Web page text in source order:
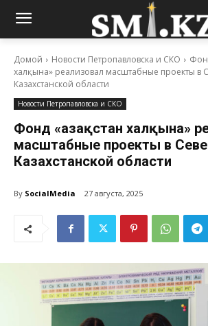
Домой Новости Петропавловска и СКО
халқына» реализовал масштабные проекты в
Казахстанской области
Новости Петропавловска и СКО
Фонд «Қазақстан халқына»
масштабные проекты в
Казахстанской области
By SocialMedia 27 августа, 2025